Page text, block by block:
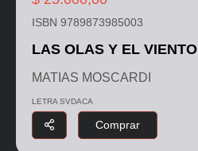
ISBN 9789873985003
LAS OLAS Y EL VIENTO
MATIAS MOSCARDI
LETRA SVDACA
Comprar